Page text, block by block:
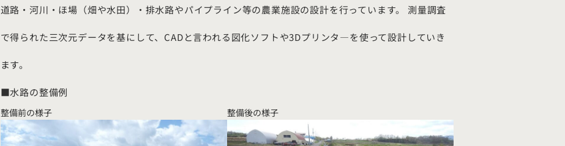
道路・河川・ほ場（畑や水田）・排水路やパイプライン等の農業施設の設計を行っています。 測量調査
で得られた三次元データを基にして、CADと言われる図化ソフトや3Dプリンタ―を使って設計していき
ます。
■水路の整備例
整備前の様子 整備後の様子